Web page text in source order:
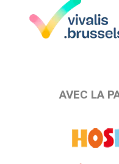
AVEC LA